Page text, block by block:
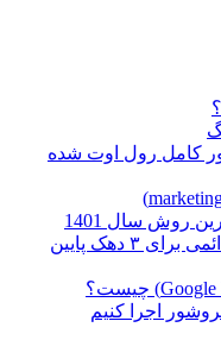
کامل رول اوت شده
روش سال 1401
“وزیر ارتباطات” اینترنت رایگان دائمی برای ۳ دهک پایین
اجرا کنیم